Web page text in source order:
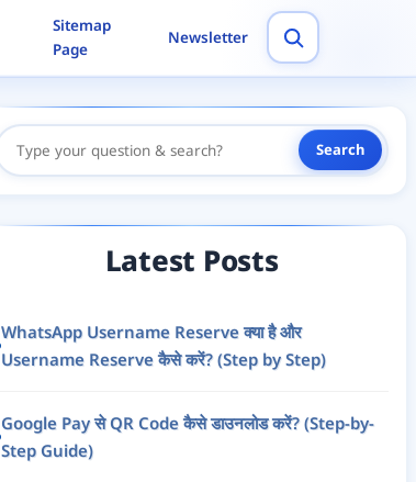
Sitemap
Page
Newsletter
Search
Search
Latest Posts
WhatsApp Username Reserve क्या है और
Username Reserve कैसे करें? (Step by Step)
Google Pay से QR Code कैसे डाउनलोड करें? (Step-by-
Step Guide)